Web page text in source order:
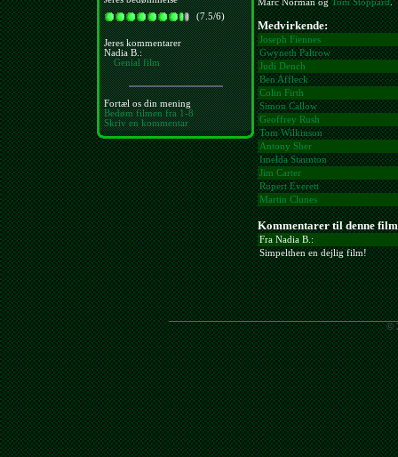
(7.5/6)
Jeres kommentarer
Nadia B.:
Genial film
Fortæl os din mening
Bedøm filmen fra 1-8
Skriv en kommentar
Marc Norman ogTom Stoppard.
Medvirkende:
Joseph Fiennes
Gwyneth Paltrow
Judi Dench
Ben Affleck
Colin Firth
Simon Callow
Geoffrey Rush
Tom Wilkinson
Antony Sher
Imelda Staunton
Jim Carter
Rupert Everett
Martin Clunes
Kommentarer til denne
Fra Nadia B.:
Simpelthen en dejlig film!
©